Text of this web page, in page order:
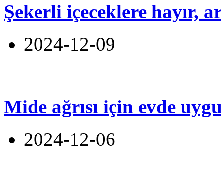
Şekerli içeceklere hayır,
2024-12-09
Mide ağrısı için evde
2024-12-06